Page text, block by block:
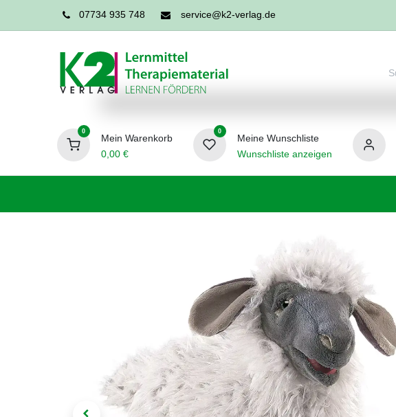
07734 935 748 service@k2-verlag.de
0
Mein Warenkorb
0,00€
0
Meine Wunschliste
Wunschliste anzeigen